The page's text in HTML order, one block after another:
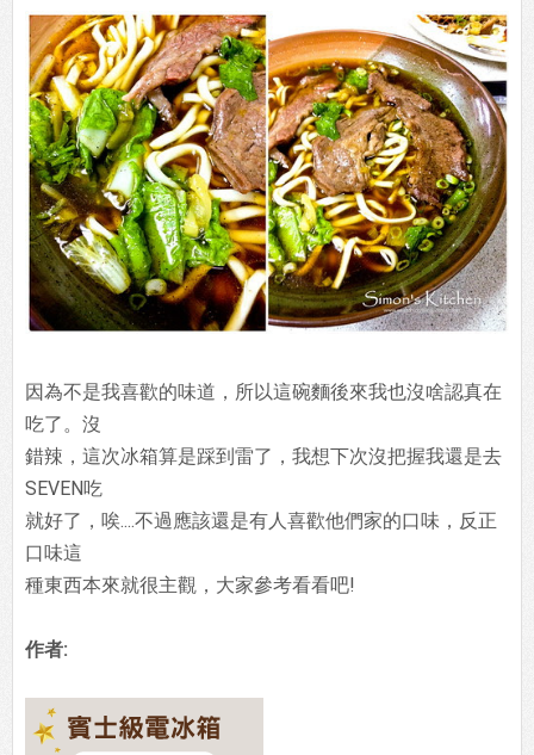
因為不是我喜歡的味道，所以這碗麵後來我也沒啥認真在
吃了。沒
錯辣，這次冰箱算是踩到雷了，我想下次沒把握我還是去
SEVEN吃
就好了，唉....不過應該還是有人喜歡他們家的口味，反正
口味這
種東西本來就很主觀，大家參考看看吧!
作者: